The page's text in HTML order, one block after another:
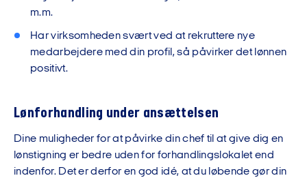
m.m.
Har virksomheden svært ved at rekruttere nye
medarbejdere med din profil, så påvirker det lønnen
positivt.
Lønforhandling under ansættelsen
Dine muligheder for at påvirke din chef til at give dig en
lønstigning er bedre uden for forhandlingslokalet end
indenfor. Det er derfor en god idé, at du løbende gør din